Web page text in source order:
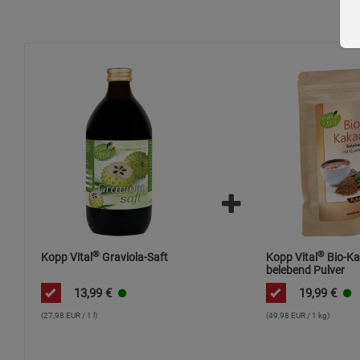
Kopp Vital ® Graviola-Saft
13,99 €
(27,98 EUR / 1 l)
Kopp Vital ®Bio-
belebend Pulver
19,99 €
(49,98 EUR / 1 kg)